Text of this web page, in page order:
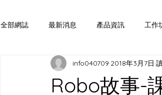
全部網誌 最新消息 產品資訊 工作
3D打印機選購指南 Beets Talk
Robo故事-
info040709 2018年3月7日